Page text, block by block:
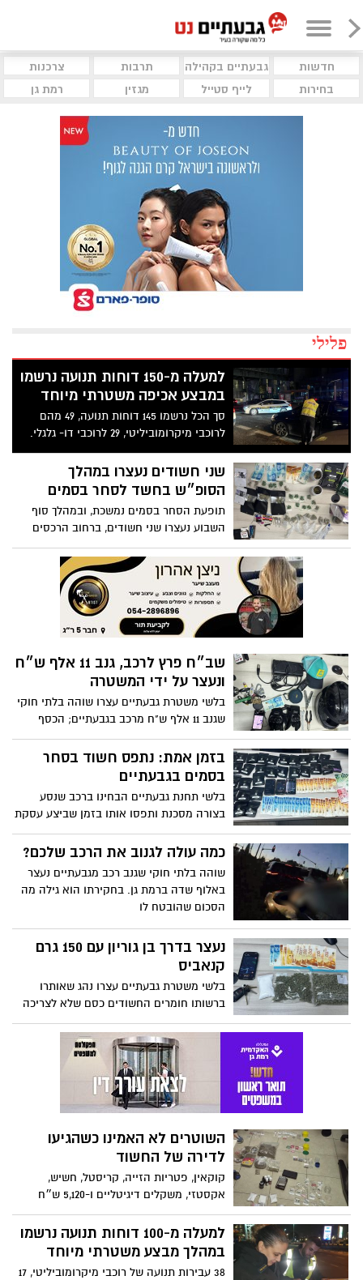
חדשות גבעתיים בקהילה תרבות
צרכנות
בחירות
לייף סטייל מגזין רמת גן
פלילי
למעלה מ-150 דוחות תנועה נרשמו
במבצע אכיפה משטרתי מיוחד
סך הכל נרשמו 145 דוחות תנועה, 49 מהם
לרוכבי מיקרומוביליטי, 29 לרוכבי דו- גלגלי.
נתפסו 4 נהגים תחת השפעת אלכוהול, 9
נהגים מעל המהירות המותרת
שני חשודים נעצרו במהלך
הסופ״ש בחשד לסחר בסמים
תופעת הסחר בסמים נמשכת, ובמהלך סוף
השבוע נעצרו שני חשודים, ברחוב הרכסים
ברמת גן וברחוב רחל בגבעתיים
שב״ח פרץ לרכב, גנב 11 אלף ש״ח
ונעצר על ידי המשטרה
בלשי משטרת גבעתיים עצרו שוהה בלתי חוקי
שגנב 11 אלף ש"ח מרכב בגבעתיים; הכסף
שאותר ברשותו נתפס
בזמן אמת: נתפס חשוד בסחר
בסמים בגבעתיים
בלשי תחנת גבעתיים הבחינו ברכב שנסע
בצורה מסכנת ותפסו אותו בזמן שביצע עסקת
סמים
כמה עולה לגנוב את הרכב שלכם?
שוהה בלתי חוקי שגנב רכב מגבעתיים נעצר
באלוף שדה ברמת גן. בחקירתו הוא גילה מה
הסכום שהובטח לו
נעצר בדרך בן גוריון עם 150 גרם
קנאביס
בלשי משטרת גבעתיים עצרו נהג שאותרו
ברשותו חומרים החשודים כסם שלא לצריכה
עצמית
השוטרים לא האמינו כשהגיעו
לדירה של החשוד
קוקאין, פטריות הזייה, קריסטל, חשיש,
אקסטזי, משקלים דיגיטליים ו-5,120 ש״ח
החשודים כמזוייפים: שוטרי תחנת גבעתיים
עצרו חשוד ואיתרו ברשותו מגוון חומרים
החשודים כסם
למעלה מ-100 דוחות תנועה נרשמו
במהלך מבצע משטרתי מיוחד
38 עבירות תנועה של רוכבי מיקרומוביליטי, 17